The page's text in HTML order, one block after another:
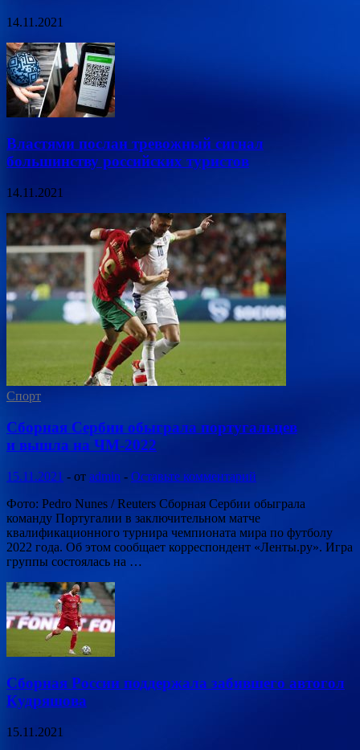
14.11.2021
Властями послан тревожный сигнал
большинству российских туристов
14.11.2021
Спорт
Сборная Сербии обыграла португальцев
и вышла на ЧМ-2022
15.11.2021 - от admin - Оставьте комментарий
Фото: Pedro Nunes / Reuters Сборная Сербии обыграла
команду Португалии в заключительном матче
квалификационного турнира чемпионата мира по футболу
2022 года. Об этом сообщает корреспондент «Ленты.ру». Игра
группы состоялась на …
Сборная России поддержала забившего автогол
Кудряшова
15.11.2021